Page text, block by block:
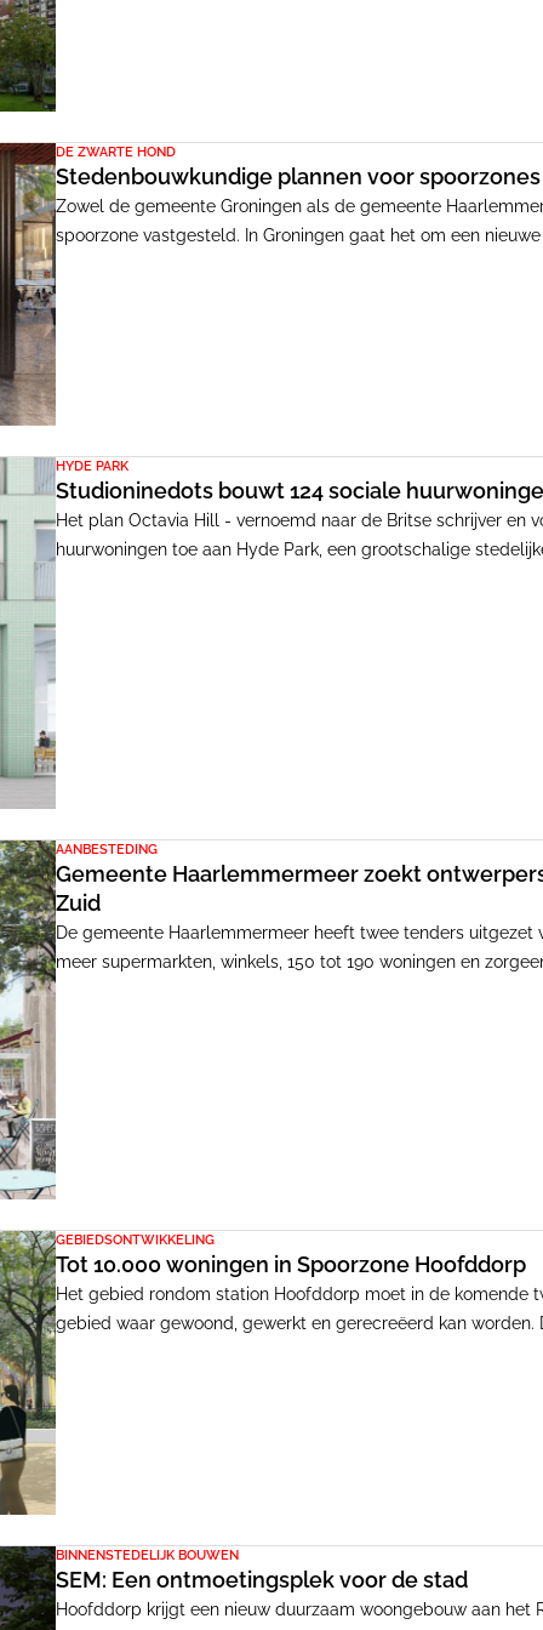
DE ZWARTE HOND
Stedenbouwkundige plannen voor
Zowel de gemeente Groningen als de gemeente
spoorzone vastgesteld. In Groningen gaat het om een
HYDE PARK
Studioninedots bouwt 124 sociale
Het plan Octavia Hill - vernoemd naar de Britse schrijver en
huurwoningen toe aan Hyde Park, een grootschalige
AANBESTEDING
Gemeente Haarlemmermeer zoekt
Zuid
De gemeente Haarlemmermeer heeft twee tenders
meer supermarkten, winkels, 150 tot 190 woningen en
GEBIEDSONTWIKKELING
Tot 10.000 woningen in Spoorzone Hoofddorp
Het gebied rondom station Hoofddorp moet in de komende
gebied waar gewoond, gewerkt en gerecreëerd kan
BINNENSTEDELIJK BOUWEN
SEM: Een ontmoetingsplek voor de stad
Hoofddorp krijgt een nieuw duurzaam woongebouw aan